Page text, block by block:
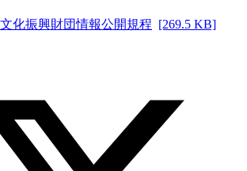
化振興財団情報公開規程 [269.5 KB]